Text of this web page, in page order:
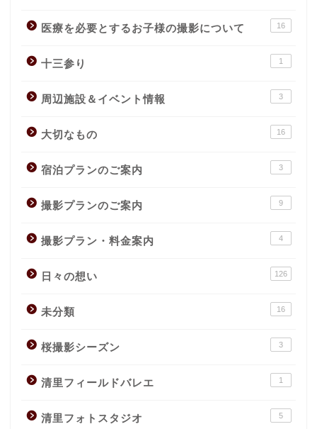
医療を必要とするお子様の撮影について 16
十三参り 1
周辺施設＆イベント情報 3
大切なもの 16
宿泊プランのご案内 3
撮影プランのご案内 9
撮影プラン・料金案内 4
日々の想い 126
未分類 16
桜撮影シーズン 3
清里フィールドバレエ 1
清里フォトスタジオ 5